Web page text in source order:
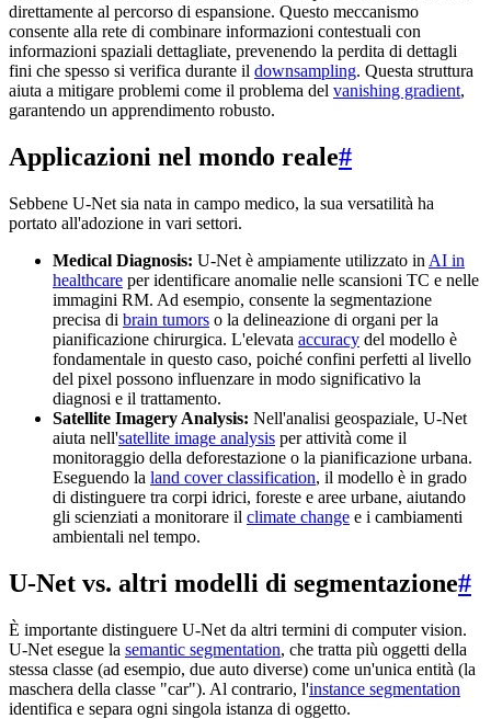
direttamente al percorso di espansione. Questo meccanismo
consente alla rete di combinare informazioni contestuali con
informazioni spaziali dettagliate, prevenendo la perdita di dettagli
fini che spesso si verifica durante il downsampling. Questa struttura
aiuta a mitigare problemi come il problema del vanishing gradient,
garantendo un apprendimento robusto.
Applicazioni nel mondo reale#
Sebbene U-Net sia nata in campo medico, la sua versatilità ha
portato all'adozione in vari settori.
Medical Diagnosis: U-Net è ampiamente utilizzato in AI in
healthcare per identificare anomalie nelle scansioni TC e nelle
immagini RM. Ad esempio, consente la segmentazione
precisa di brain tumors o la delineazione di organi per la
pianificazione chirurgica. L'elevata accuracy del modello è
fondamentale in questo caso, poiché confini perfetti al livello
del pixel possono influenzare in modo significativo la
diagnosi e il trattamento.
Satellite Imagery Analysis: Nell'analisi geospaziale, U-Net
aiuta nell'satellite image analysis per attività come il
monitoraggio della deforestazione o la pianificazione urbana.
Eseguendo la land cover classification, il modello è in grado
di distinguere tra corpi idrici, foreste e aree urbane, aiutando
gli scienziati a monitorare il climate change e i cambiamenti
ambientali nel tempo.
U-Net vs. altri modelli di segmentazione#
È importante distinguere U-Net da altri termini di computer vision.
U-Net esegue la semantic segmentation, che tratta più oggetti della
stessa classe (ad esempio, due auto diverse) come un'unica entità (la
maschera della classe "car"). Al contrario, l'instance segmentation
identifica e separa ogni singola istanza di oggetto.